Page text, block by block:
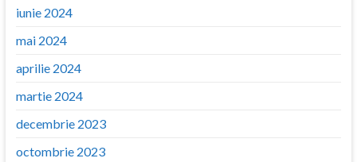
iunie 2024
mai 2024
aprilie 2024
martie 2024
decembrie 2023
octombrie 2023